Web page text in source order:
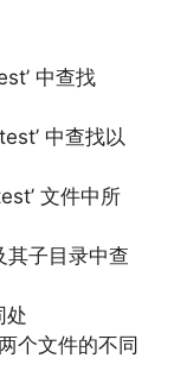
中查找
中查找以
文件中所
子目录中查
处
个文件的不同